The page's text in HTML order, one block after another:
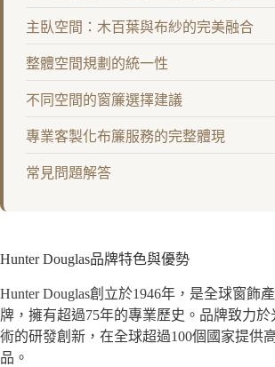
主臥空間：木百葉與布紗的完美融合
整體空間規劃的統一性
不同空間的窗簾選擇建議
專業客製化布簾服務的完整體現
常見問題解答
Hunter Douglas品牌特色與優勢
Hunter Douglas創立於1946年，是全球窗飾
牌，擁有超過75年的專業歷史。品牌致力於
術的研發創新，在全球超過100個國家提供
品。